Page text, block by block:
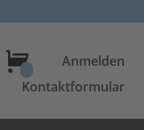
WarenkorbAnmelden
Kontaktformular